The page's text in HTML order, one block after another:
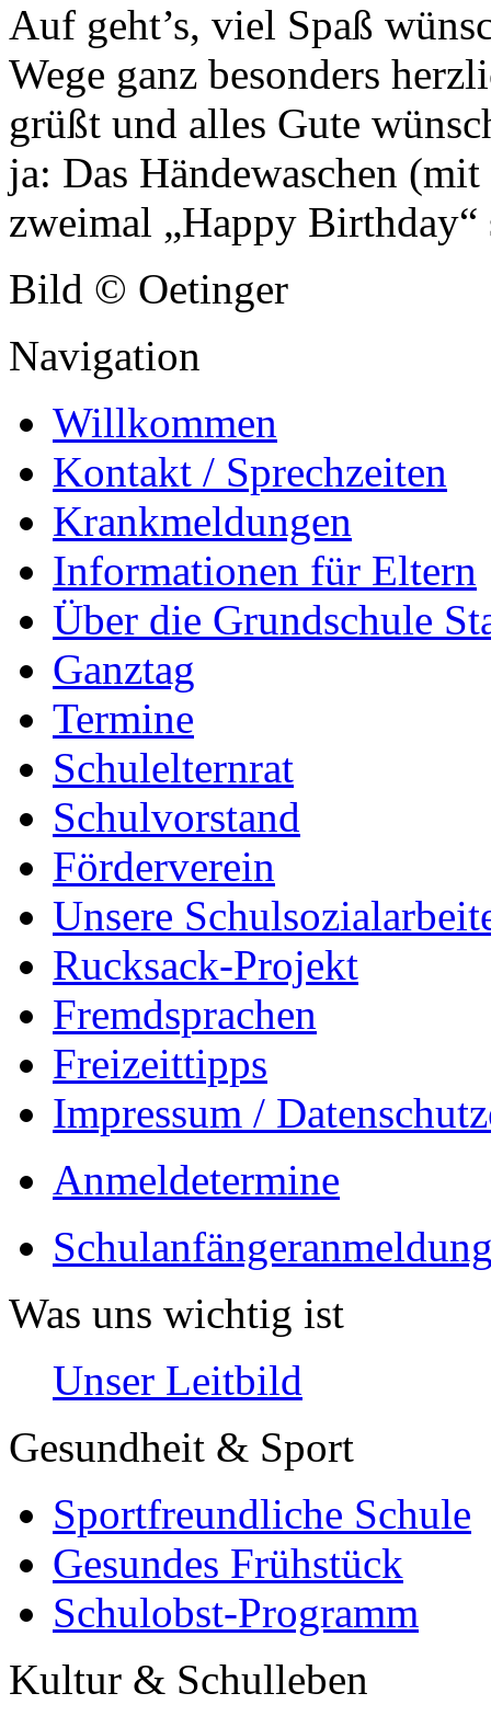
Auf geht’s, viel Spaß
Wege ganz besonders
grüßt und alles Gute
ja: Das Händewaschen
zweimal „Happy
Bild © Oetinger
Navigation
Willkommen
Kontakt / Sprechzeiten
Krankmeldungen
Informationen für Eltern
Über die Grundschule
Ganztag
Termine
Schulelternrat
Schulvorstand
Förderverein
Unsere
Rucksack-Projekt
Fremdsprachen
Freizeittipps
Impressum /
Anmeldetermine
Was uns wichtig ist
Unser Leitbild
Gesundheit & Sport
Sportfreundliche Schule
Gesundes Frühstück
Schulobst-Programm
Kultur & Schulleben